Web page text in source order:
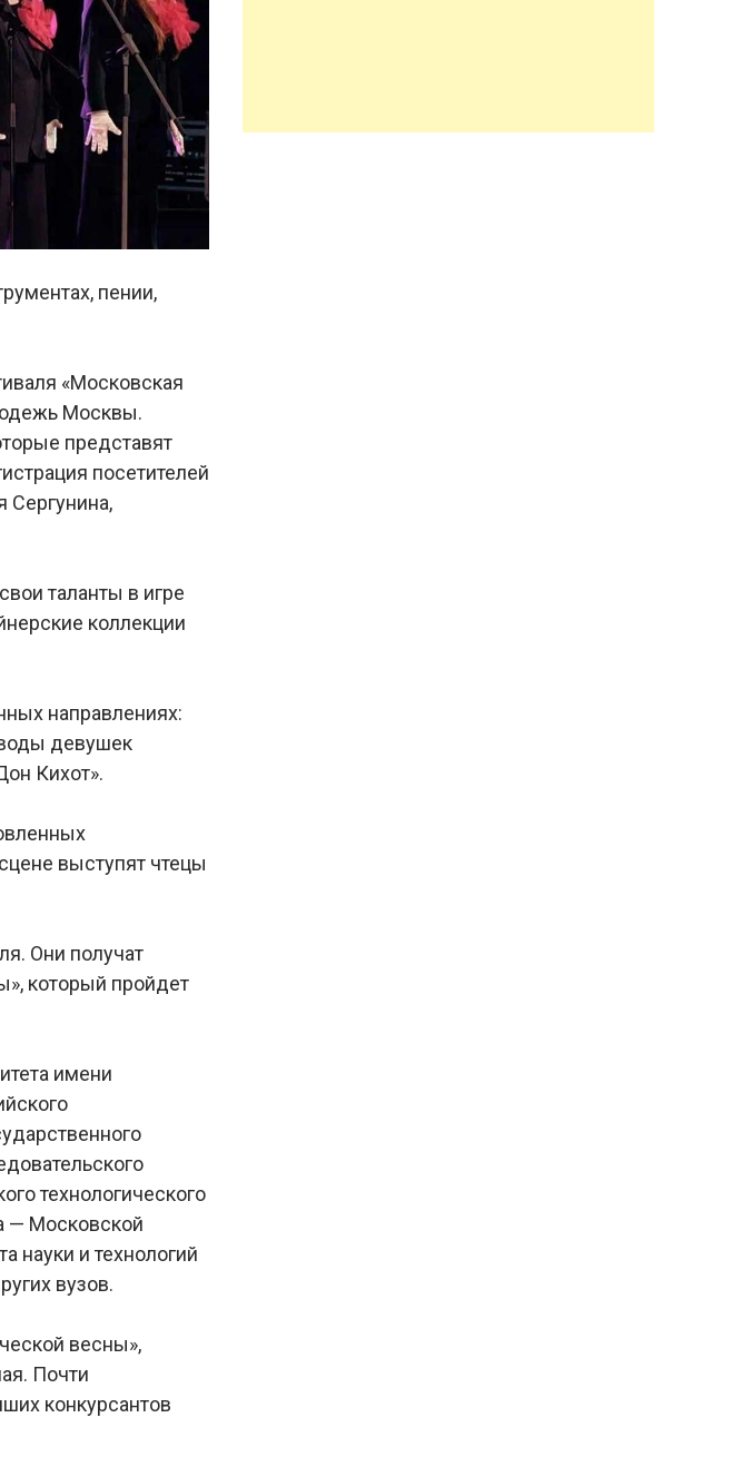
пении,
«Московская
Москвы.
представят
посетителей
Сергунина,
таланты в игре
коллекции
направлениях:
девушек
Кихот».
выступят чтецы
Они получат
который пройдет
имени
технологического
— Московской
науки и технологий
вузов.
весны»,
Почти
конкурсантов